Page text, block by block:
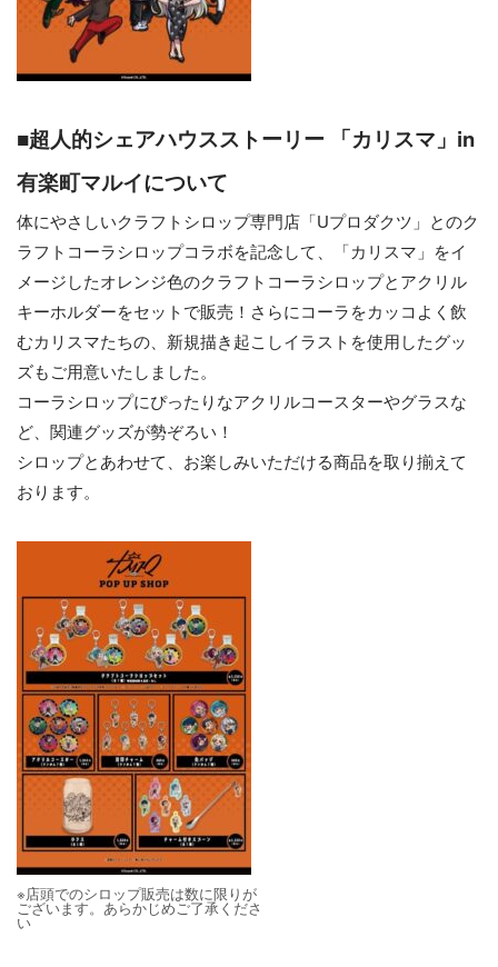
■超人的シェアハウスストーリー 「カリスマ」in
有楽町マルイについて
体にやさしいクラフトシロップ専門店「Uプロダクツ」とのク
ラフトコーラシロップコラボを記念して、「カリスマ」をイ
メージしたオレンジ色のクラフトコーラシロップとアクリル
キーホルダーをセットで販売！さらにコーラをカッコよく飲
むカリスマたちの、新規描き起こしイラストを使用したグッ
ズもご用意いたしました。
コーラシロップにぴったりなアクリルコースターやグラスな
ど、関連グッズが勢ぞろい！
シロップとあわせて、お楽しみいただける商品を取り揃えて
おります。
※店頭でのシロップ販売は数に限りが
ございます。あらかじめご了承くださ
い